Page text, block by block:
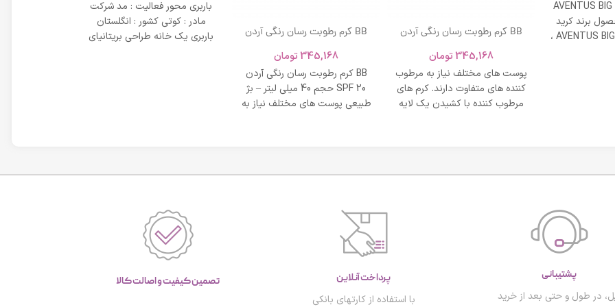
AVENTUS
برند کرید
ادکلن AVENTUS BIG MODERN ،
BB کرم رطوبت رسان رنگی آردن
روشن
345,168تومان
پوست های مختلف نیاز به مرطوب
کننده های متفاوت دارند. کرم های
مرطوب کننده با کشیدن یک لایه
BB کرم رطوبت رسان رنگی آردن
طبیعی
345,168تومان
BB کرم رطوبت رسان رنگی آردن
SPF 20 حجم 40 میلی لیتر – بژ
طبیعی پوست های مختلف نیاز به
باربری محور فعالیت : مد شرکت
مادر : کوتی کشور : انگلستان
باربری یک خانه طراحی بریتانیای
پشتیبانی
در طول و حتی بعد از خرید
پرداخت آنلاین
با استفاده از کارتهای بانکی
تصمین کیفیت و اصالت کالا